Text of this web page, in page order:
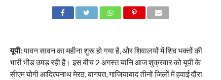
यूपी:पावन सावन का महीना शुरू हो गया है, और शिवालयों में शिव भक्तों की
भारी भीड़ उमड़ रही है। इस बीच 2 अगस्त यानि आज शुक्रवार को यूपी के
सीएम योगी आदित्यनाथ मेरठ, बागपत, गाजियाबाद तीनों जिलों में हवाई दौरा